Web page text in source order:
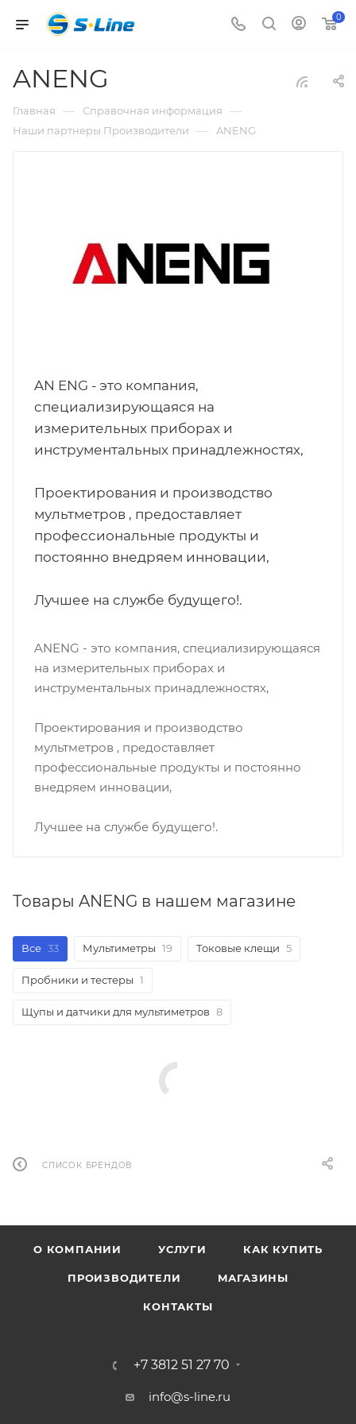
0
ANENG
Главная — Справочная информация —
Наши партнеры Производители — ANENG
AN ENG - это компания,
специализирующаяся на
измерительных приборах и
инструментальных принадлежностях,
Проектирования и производство
мультметров , предоставляет
профессиональные продукты и
постоянно внедряем инновации,
Лучшее на службе будущего!.
ANENG - это компания, специализирующаяся
на измерительных приборах и
инструментальных принадлежностях,
Проектирования и производство
мультметров , предоставляет
профессиональные продукты и постоянно
внедряем инновации,
Лучшее на службе будущего!.
Товары ANENG в нашем магазине
Все 33 Мультиметры 19 Токовые клещи 5
Пробники и тестеры 1
Щупы и датчики для мультиметров 8
СПИСОК БРЕНДОВ
О КОМПАНИИ УСЛУГИ КАК КУПИТЬ
ПРОИЗВОДИТЕЛИ МАГАЗИНЫ
КОНТАКТЫ
+7 3812 51 27 70
info@s-line.ru